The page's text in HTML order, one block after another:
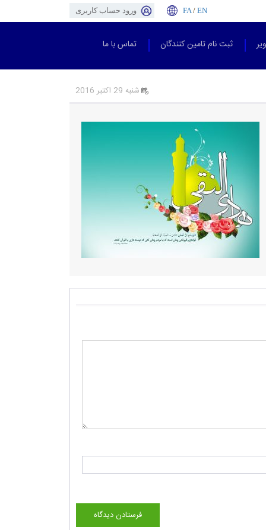
FA/ EN ورود حساب کاربری
ثبت نام تامین کنندگان تماس با ما
شنبه 29 اکتبر 2016